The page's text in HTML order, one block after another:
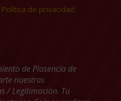
Política de privacidad.
de Plasencia de
nuestras
/ Legitimación. Tu